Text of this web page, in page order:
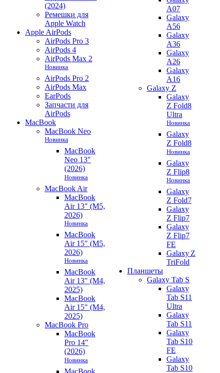
(2024)
Ремешки для
Apple Watch
Apple AirPods
AirPods Pro 3
AirPods 4
AirPods Max 2
Новинка
AirPods Pro 2
AirPods Max
EarPods
Запчасти для
AirPods
MacBook
MacBook Neo
Новинка
MacBook
Neo 13"
(2026)
Новинка
MacBook Air
MacBook
Air 13" (M5,
2026)
Новинка
MacBook
Air 15" (M5,
2026)
Новинка
MacBook
Air 13" (M4,
2025)
MacBook
Air 15" (M4,
2025)
MacBook Pro
MacBook
Pro 14"
(2026)
Новинка
MacBook
A07
Galaxy
A56
Galaxy
A36
Galaxy
A26
Galaxy
A16
Galaxy Z
Galaxy
Z Fold8
Ultra
Новинка
Galaxy
Z Fold8
Новинка
Galaxy
Z Flip8
Новинка
Galaxy
Z Fold7
Galaxy
Z Flip7
Galaxy
Z Flip7
FE
Galaxy Z
TriFold
Планшеты
Galaxy Tab S
Galaxy
Tab S11
Ultra
Galaxy
Tab S11
Galaxy
Tab S10
FE
Galaxy
Tab S10